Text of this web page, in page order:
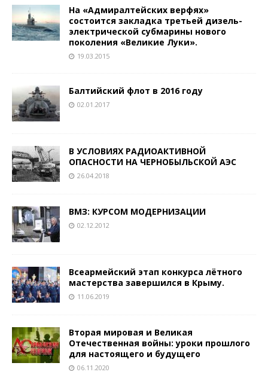
На «Адмиралтейских верфях»
состоится закладка третьей дизель-
электрической субмарины нового
поколения «Великие Луки».
19.03.2015
Балтийский флот в 2016 году
02.01.2017
В УСЛОВИЯХ РАДИОАКТИВНОЙ
ОПАСНОСТИ НА ЧЕРНОБЫЛЬСКОЙ АЭС
26.04.2018
ВМЗ: КУРСОМ МОДЕРНИЗАЦИИ
02.12.2012
Всеармейский этап конкурса лётного
мастерства завершился в Крыму.
11.06.2019
Вторая мировая и Великая
Отечественная войны: уроки прошлого
для настоящего и будущего
06.11.2020